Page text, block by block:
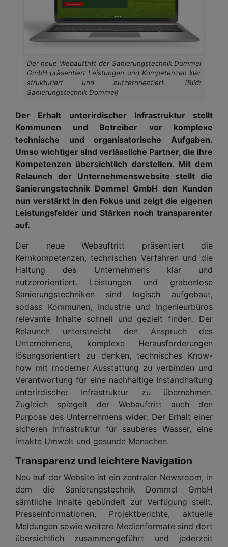
Der neue Webauftritt der Sanierungstechnik Dommel
GmbH präsentiert Leistungen und Kompetenzen klar
strukturiert und nutzerorientiert. (Bild:
Sanierungstechnik Dommel)
Der Erhalt unterirdischer Infrastruktur stellt
Kommunen und Betreiber vor komplexe
technische und organisatorische Aufgaben.
Umso wichtiger sind verlässliche Partner, die ihre
Kompetenzen übersichtlich darstellen. Mit dem
Relaunch der Unternehmenswebsite stellt die
Sanierungstechnik Dommel GmbH den Kunden
nun verstärkt in den Fokus und zeigt die eigenen
Leistungsfelder und Stärken noch transparenter
auf.
Der neue Webauftritt präsentiert die
Kernkompetenzen, technischen Verfahren und die
Haltung des Unternehmens klar und
nutzerorientiert. Leistungen und grabenlose
Sanierungstechniken sind logisch aufgebaut,
sodass Kommunen, Industrie und Ingenieurbüros
relevante Inhalte schnell und gezielt finden. Der
Relaunch unterstreicht den Anspruch des
Unternehmens, komplexe Herausforderungen
lösungsorientiert zu denken, technisches Know-
how mit moderner Ausstattung zu verbinden und
Verantwortung für eine nachhaltige Instandhaltung
unterirdischer Infrastruktur zu übernehmen.
Zugleich spiegelt der Webauftritt auch den
Purpose des Unternehmens wider: Der Erhalt einer
sicheren Infrastruktur für sauberes Wasser, eine
intakte Umwelt und gesunde Menschen.
Transparenz und leichtere Navigation
Neu auf der Website ist ein zentraler Newsroom, in
dem die Sanierungstechnik Dommel GmbH
sämtliche Inhalte gebündelt zur Verfügung stellt.
Presseinformationen, Projektberichte, aktuelle
Meldungen sowie weitere Medienformate sind dort
übersichtlich zusammengeführt und jederzeit